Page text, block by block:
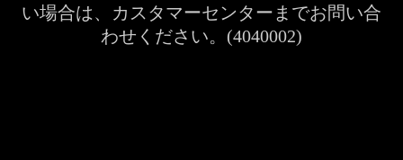
い場合は、カスタマーセンターまでお問い合
わせください。(4040002)